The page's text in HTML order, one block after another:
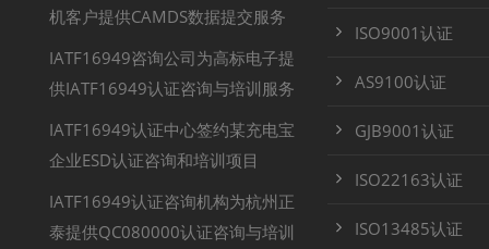
机客户提供CAMDS数据提交服务
IATF16949咨询公司为高标电子提
供IATF16949认证咨询与培训服务
IATF16949认证中心签约某充电宝
企业ESD认证咨询和培训项目
IATF16949认证咨询机构为杭州正
泰提供QC080000认证咨询与培训
ISO9001认证
AS9100认证
GJB9001认证
ISO22163认证
ISO13485认证